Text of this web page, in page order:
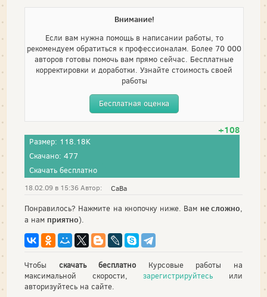
Внимание!
Если вам нужна помощь в написании работы, то
рекомендуем обратиться к профессионалам. Более 70 000
авторов готовы помочь вам прямо сейчас. Бесплатные
корректировки и доработки. Узнайте стоимость своей
работы
Бесплатная оценка
+108
Размер: 118.18K
Скачано: 477
Скачать бесплатно
18.02.09 в 15:36 Автор: СаВа
Понравилось? Нажмите на кнопочку ниже. Вам не сложно,
а нам приятно).
Чтобы скачать бесплатно Курсовые работы на
максимальной скорости,зарегистрируйтесь или
авторизуйтесь на сайте.